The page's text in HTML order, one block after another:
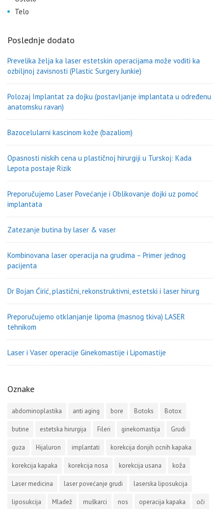
Telo
Poslednje dodato
Prevelika želja ka laser estetskin operacijama može voditi ka
ozbiljnoj zavisnosti (Plastic Surgery Junkie)
Polozaj Implantat za dojku (postavljanje implantata u određenu
anatomsku ravan)
Bazocelularni kascinom kože (bazaliom)
Opasnosti niskih cena u plastičnoj hirurgiji u Turskoj: Kada
Lepota postaje Rizik
Preporučujemo Laser Povećanje i Oblikovanje dojki uz pomoć
implantata
Zatezanje butina by laser & vaser
Kombinovana laser operacija na grudima – Primer jednog
pacijenta
Dr Bojan Ćirić, plastični, rekonstruktivni, estetski i laser hirurg
Preporučujemo otklanjanje lipoma (masnog tkiva) LASER
tehnikom
Laser i Vaser operacije Ginekomastije i Lipomastije
Oznake
abdominoplastika anti aging bore Botoks Botox
butine estetska hirurgija Fileri ginekomastija Grudi
guza Hijaluron implantati korekcija donjih ocnih kapaka
korekcija kapaka korekcija nosa korekcija usana koža
Laser medicina laser povećanje grudi laserska liposukcija
liposukcija Mladež muškarci nos operacija kapaka oči